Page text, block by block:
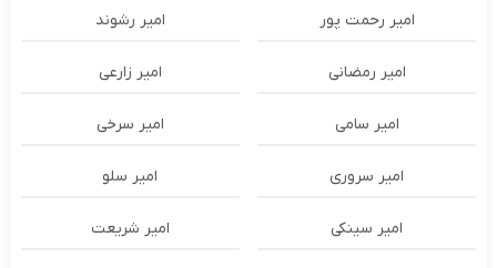
امیر رحمت پور امیر رشوند
امیر رمضانی امیر زارعی
امیر سامی امیر سرخی
امیر سروری امیر سلو
امیر سینکی امیر شریعت